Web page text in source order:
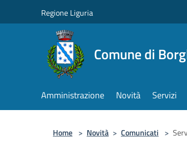
Regione Liguria
Comune di
Amministrazione Novità Servizi
Home > Novità > Comunicati >